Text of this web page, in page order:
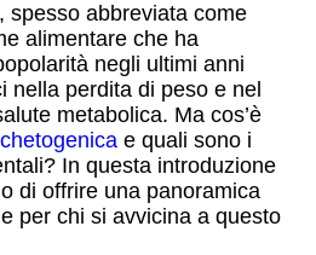
spesso abbreviata come
alimentare che ha
negli ultimi anni
nella perdita di peso e nel
metabolica. Ma cos’è
e quali sono i
In questa introduzione
di offrire una panoramica
per chi si avvicina a questo